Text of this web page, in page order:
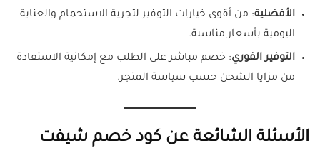
الأفضلية: من أقوى خيارات التوفير لتجربة الاستحمام والعناية
اليومية بأسعار مناسبة.
التوفير الفوري: خصم مباشر على الطلب مع إمكانية الاستفادة
من مزايا الشحن حسب سياسة المتجر.
الأسئلة الشائعة عن كود خصم شيفت